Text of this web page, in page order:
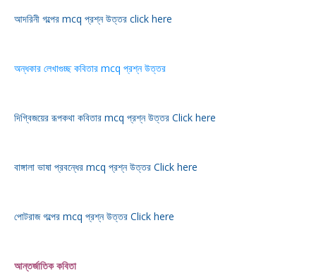
আদরিনী গল্পের mcq প্রশ্ন উত্তর click here
অন্ধকার লেখাগুচ্ছ কবিতার mcq প্রশ্ন উত্তর
দিগ্বিজয়ের রূপকথা কবিতার mcq প্রশ্ন উত্তর Click here
বাঙ্গালা ভাষা প্রবন্ধের mcq প্রশ্ন উত্তর Click here
পোটরাজ গল্পের mcq প্রশ্ন উত্তর Click here
আন্তর্জাতিক কবিতা